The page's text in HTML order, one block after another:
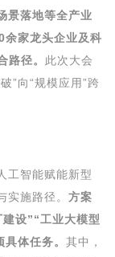
景落地等全产业
余家龙头企业及科
路径。 此次大会
”向“规模应用”跨
工智能赋能新型
施路径。 方案
设”“工业大模型
体任务。 其中，